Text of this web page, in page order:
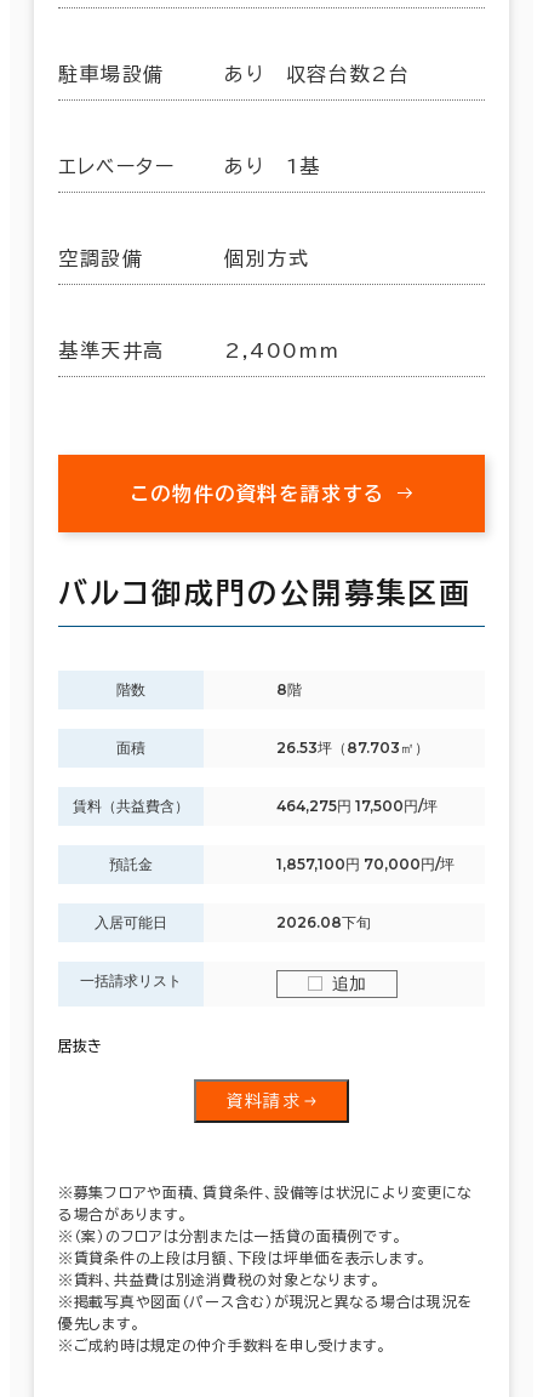
駐車場設備 あり 収容台数2台
エレベーター あり 1基
空調設備 個別方式
基準天井高 2,400mm
この物件の資料を請求する
バルコ御成門の公開募集区画
階数 8階
面積 26.53坪（87.703㎡）
賃料（共益費含） 464,275円 17,500円/坪
預託金 1,857,100円 70,000円/坪
入居可能日 2026.08下旬
一括請求リスト 追加
居抜き
資料請求
※募集フロアや面積、賃貸条件、設備等は状況により変更にな
る場合があります。
※（案）のフロアは分割または一括貸の面積例です。
※賃貸条件の上段は月額、下段は坪単価を表示します。
※賃料、共益費は別途消費税の対象となります。
※掲載写真や図面（パース含む）が現況と異なる場合は現況を
優先します。
※ご成約時は規定の仲介手数料を申し受けます。